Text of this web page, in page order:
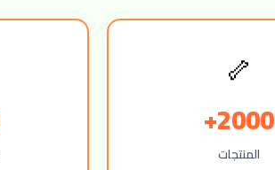
🦴
2000+
المنتجات